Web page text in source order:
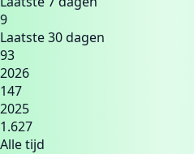
9
Laatste 30 dagen
93
2026
147
2025
1.627
Alle tijd